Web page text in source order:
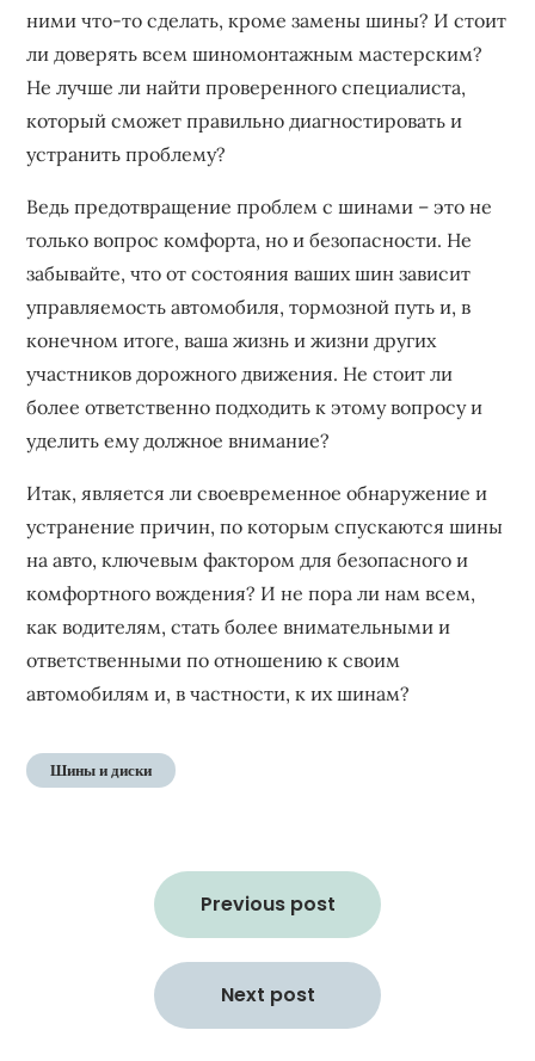
ними что-то сделать, кроме замены шины? И стоит
ли доверять всем шиномонтажным мастерским?
Не лучше ли найти проверенного специалиста,
который сможет правильно диагностировать и
устранить проблему?
Ведь предотвращение проблем с шинами – это не
только вопрос комфорта, но и безопасности. Не
забывайте, что от состояния ваших шин зависит
управляемость автомобиля, тормозной путь и, в
конечном итоге, ваша жизнь и жизни других
участников дорожного движения. Не стоит ли
более ответственно подходить к этому вопросу и
уделить ему должное внимание?
Итак, является ли своевременное обнаружение и
устранение причин, по которым спускаются шины
на авто, ключевым фактором для безопасного и
комфортного вождения? И не пора ли нам всем,
как водителям, стать более внимательными и
ответственными по отношению к своим
автомобилям и, в частности, к их шинам?
Шины и диски
Previous post
Next post